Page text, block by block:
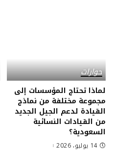
حوارات
لماذا تحتاج المؤسسات إلى
مجموعة مختلفة من نماذج
القيادة لدعم الجيل الجديد
من القيادات النسائية
السعودية؟
14 يوليو، 2026